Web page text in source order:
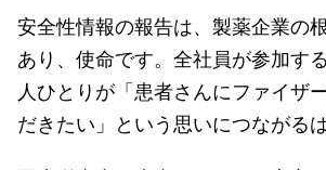
安全性情報の報告は、製薬企業の
あり、使命です。全社員が参加す
人ひとりが「患者さんにファイザ
だきたい」という思いにつながるは